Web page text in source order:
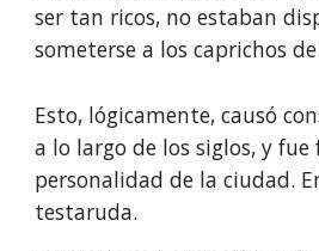
ser tan ricos, no estaban
someterse a los caprichos
Esto, lógicamente, causó
a lo largo de los siglos, y
personalidad de la ciudad.
testaruda.